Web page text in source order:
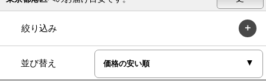
絞り込み
並び替え